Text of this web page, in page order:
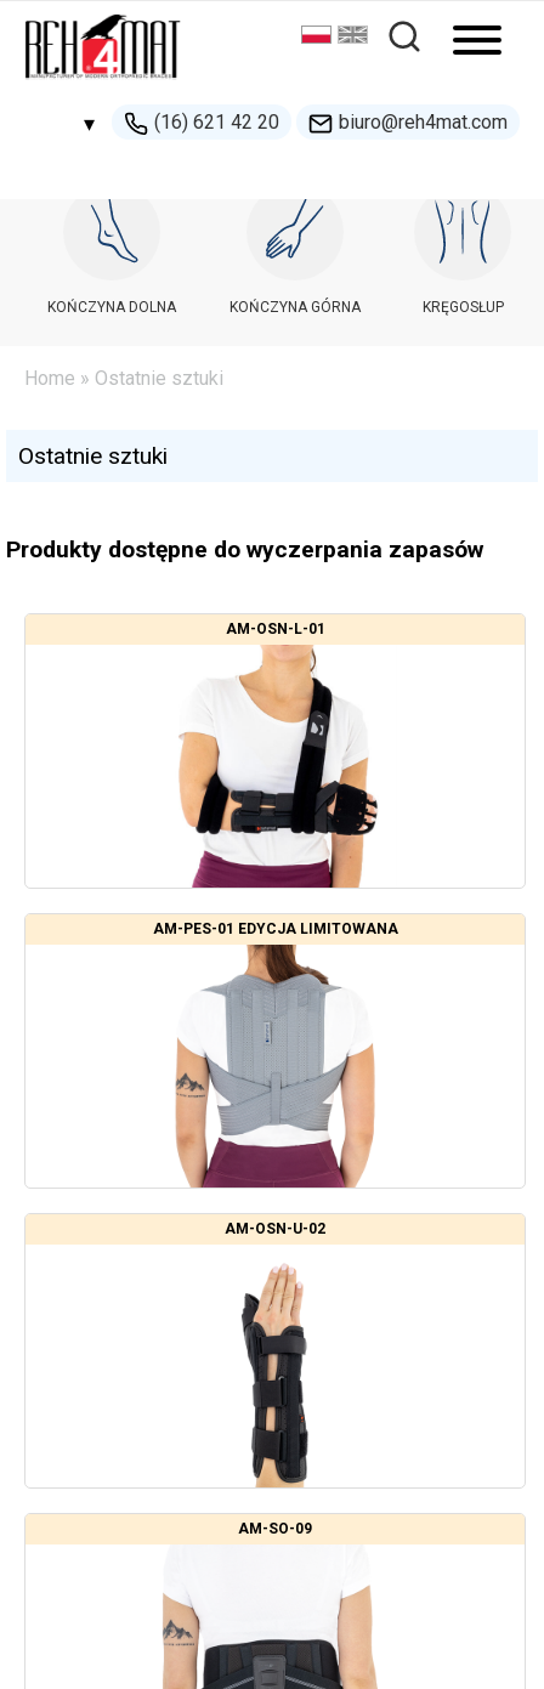
▾ (16) 621 42 20 biuro@reh4mat.com
500 132 274
handel@reh4mat.com
KOŃCZYNA DOLNA KOŃCZYNA GÓRNA KRĘGOSŁUP
Home » Ostatnie sztuki
Ostatnie sztuki
Produkty dostępne do wyczerpania zapasów
AM-OSN-L-01
AM-PES-01 EDYCJA LIMITOWANA
AM-OSN-U-02
AM-SO-09